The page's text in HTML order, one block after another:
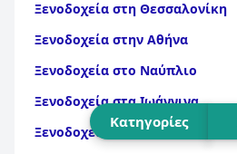
Ξενοδοχεία στη Θεσσαλονίκη
Ξενοδοχεία στην Αθήνα
Ξενοδοχεία στο Ναύπλιο
Ξενοδοχεία στα Ιωάννινα
Ξενοδοχεία στη Λευκάδα
Κατηγορίες